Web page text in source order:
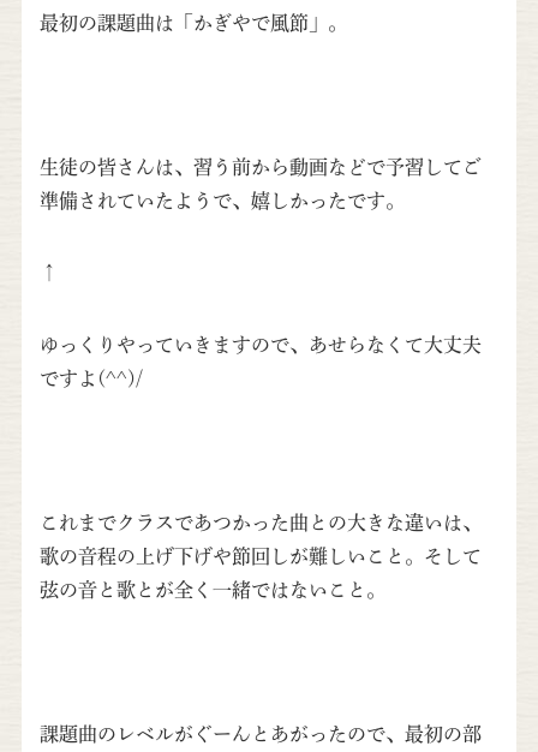
最初の課題曲は「かぎやで風節」。
生徒の皆さんは、習う前から動画などで予習してご
準備されていたようで、嬉しかったです。
↑
ゆっくりやっていきますので、あせらなくて大丈夫
ですよ(^^)/
これまでクラスであつかった曲との大きな違いは、
歌の音程の上げ下げや節回しが難しいこと。そして
弦の音と歌とが全く一緒ではないこと。
課題曲のレベルがぐーんとあがったので、最初の部